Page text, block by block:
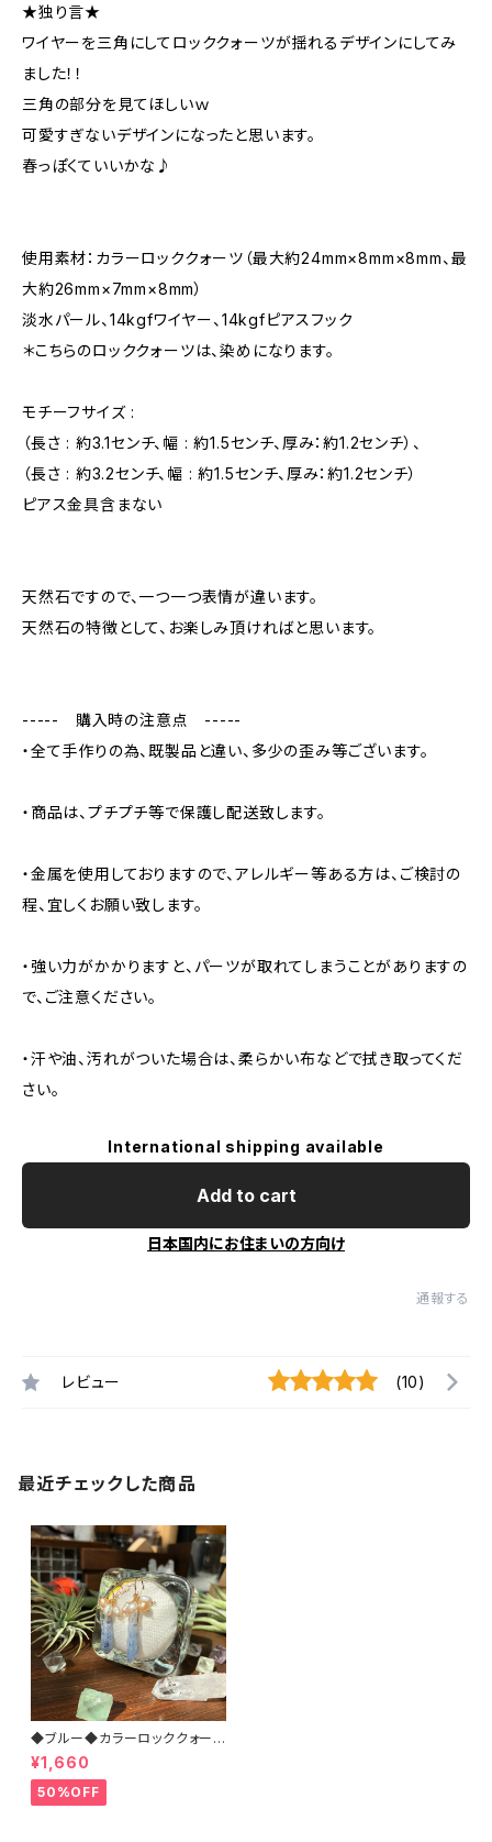
★独り言★
ワイヤーを三角にしてロッククォーツが揺れるデザインにしてみ
ました！！
三角の部分を見てほしいｗ
可愛すぎないデザインになったと思います。
春っぽくていいかな♪
使用素材：カラーロッククォーツ（最大約24mm×8mm×8mm、最
大約26mm×7mm×8mm）
淡水パール、14kgfワイヤー、14kgfピアスフック
＊こちらのロッククォーツは、染めになります。
モチーフサイズ :
（長さ : 約3.1センチ、幅 : 約1.5センチ、厚み：約1.2センチ）、
（長さ : 約3.2センチ、幅 : 約1.5センチ、厚み：約1.2センチ）
ピアス金具含まない
天然石ですので、一つ一つ表情が違います。
天然石の特徴として、お楽しみ頂ければと思います。
----- 購入時の注意点 -----
・全て手作りの為、既製品と違い、多少の歪み等ございます。
・商品は、プチプチ等で保護し配送致します。
・金属を使用しておりますので、アレルギー等ある方は、ご検討の
程、宜しくお願い致します。
・強い力がかかりますと、パーツが取れてしまうことがありますの
で、ご注意ください。
・汗や油、汚れがついた場合は、柔らかい布などで拭き取ってくだ
さい。
International shipping available
Add to cart
日本国内にお住まいの方向け
通報する
レビュー (10)
最近チェックした商品
◆ブルー◆カラーロッククォーツ
＊14kgfピアス
¥1,660
50%OFF